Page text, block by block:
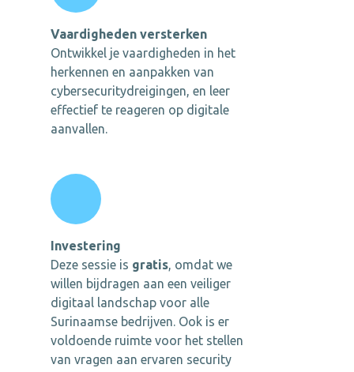
Vaardigheden versterken
Ontwikkel je vaardigheden in het
herkennen en aanpakken van
cybersecuritydreigingen, en leer
effectief te reageren op digitale
aanvallen.
Investering
Deze sessie is gratis, omdat we
willen bijdragen aan een veiliger
digitaal landschap voor alle
Surinaamse bedrijven. Ook is er
voldoende ruimte voor het stellen
van vragen aan ervaren security